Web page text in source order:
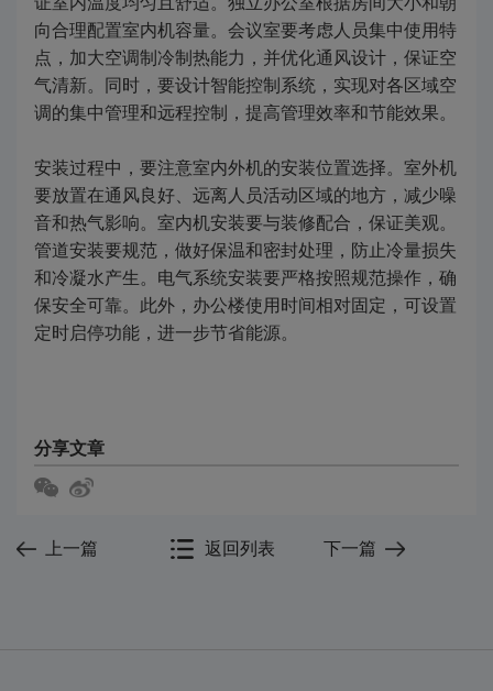
向合理配置室内机容量。会议室要考虑人员集中使用特
点，加大空调制冷制热能力，并优化通风设计，保证空
气清新。同时，要设计智能控制系统，实现对各区域空
调的集中管理和远程控制，提高管理效率和节能效果。
安装过程中，要注意室内外机的安装位置选择。室外机
要放置在通风良好、远离人员活动区域的地方，减少噪
音和热气影响。室内机安装要与装修配合，保证美观。
管道安装要规范，做好保温和密封处理，防止冷量损失
和冷凝水产生。电气系统安装要严格按照规范操作，确
保安全可靠。此外，办公楼使用时间相对固定，可设置
定时启停功能，进一步节省能源。
分享文章
上一篇 返回列表 下一篇